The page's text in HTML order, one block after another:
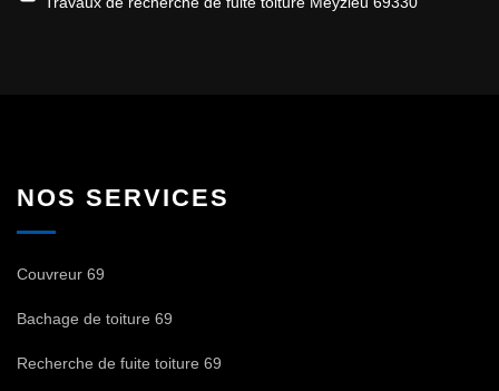
NOS SERVICES
Couvreur 69
Bachage de toiture 69
Recherche de fuite toiture 69